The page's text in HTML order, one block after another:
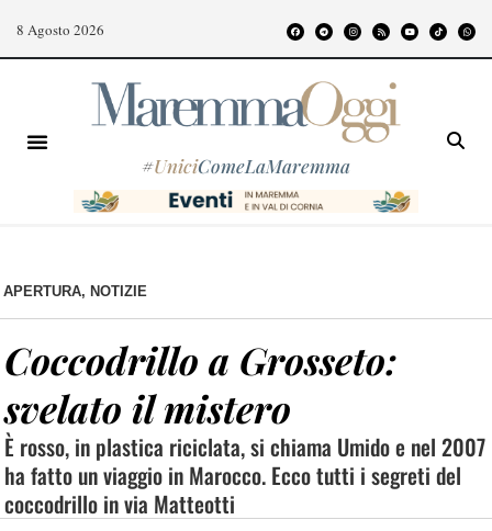
8 Agosto 2026
#UniciComeLaMaremma
APERTURA, NOTIZIE
Coccodrillo a Grosseto:
svelato il mistero
È rosso, in plastica riciclata, si chiama Umido e nel 2007
ha fatto un viaggio in Marocco. Ecco tutti i segreti del
coccodrillo in via Matteotti